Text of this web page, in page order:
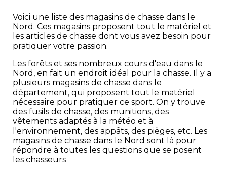
Voici une liste des magasins de chasse dans le
Nord. Ces magasins proposent tout le matériel et
les articles de chasse dont vous avez besoin pour
pratiquer votre passion.
Les forêts et ses nombreux cours d'eau dans le
Nord, en fait un endroit idéal pour la chasse. Il y a
plusieurs magasins de chasse dans le
département, qui proposent tout le matériel
nécessaire pour pratiquer ce sport. On y trouve
des fusils de chasse, des munitions, des
vêtements adaptés à la météo et à
l'environnement, des appâts, des pièges, etc. Les
magasins de chasse dans le Nord sont là pour
répondre à toutes les questions que se posent
les chasseurs